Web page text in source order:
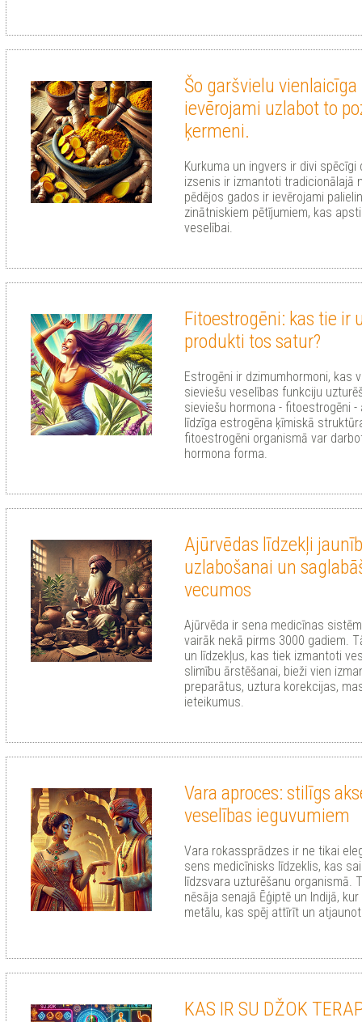
Šo garšvielu
ievērojami uzlabot to
ķermeni.
Kurkuma un ingvers ir divi spēcīgi
izsenis ir izmantoti tradicionālajā
pēdējos gados ir ievērojami
zinātniskiem pētījumiem, kas
veselībai.
Fitoestrogēni: kas tie ir
produkti tos satur?
Estrogēni ir dzimumhormoni, kas
sieviešu veselības funkciju
sieviešu hormona - fitoestrogēni -
līdzīga estrogēna ķīmiskā
fitoestrogēni organismā var
hormona forma.
Ajūrvēdas līdzekļi
uzlabošanai un
vecumos
Ajūrvēda ir sena medicīnas
vairāk nekā pirms 3000 gadiem.
un līdzekļus, kas tiek izmantoti
slimību ārstēšanai, bieži vien
preparātus, uztura korekcijas,
ieteikumus.
Vara aproces: stilīgs
veselības ieguvumiem
Vara rokassprādzes ir ne tikai
sens medicīnisks līdzeklis, kas
līdzsvara uzturēšanu organismā.
nēsāja senajā Ēģiptē un Indijā,
metālu, kas spēj attīrīt un
KAS IR SU DŽOK